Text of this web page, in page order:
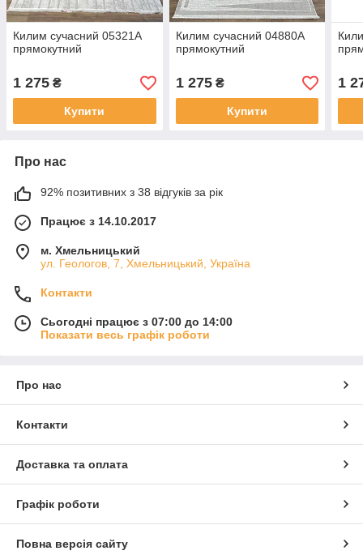
Килим сучасний 05321А
прямокутний
1 275 ₴
Купити
Килим сучасний 04880А
прямокутний
1 275₴
Купити
1
Про нас
92% позитивних з 38 відгуків за рік
Працює з 14.10.2017
м. Хмельницький
ул. Геологов, 7, Хмельницький, Україна
Контакти
Сьогодні працює з 07:00 до 14:00
Показати весь графік роботи
Про нас
Контакти
Доставка та оплата
Графік роботи
Повна версія сайту